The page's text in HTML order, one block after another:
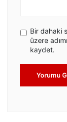
Bir dahaki
üzere
kaydet.
Yorumu